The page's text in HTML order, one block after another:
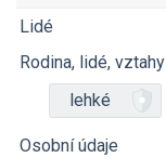
Lidé
Rodina, lidé, vztahy
lehké
Osobní údaje